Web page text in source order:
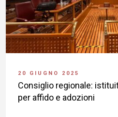
20 GIUGNO 2025
Consiglio regionale:
per affido e adozioni